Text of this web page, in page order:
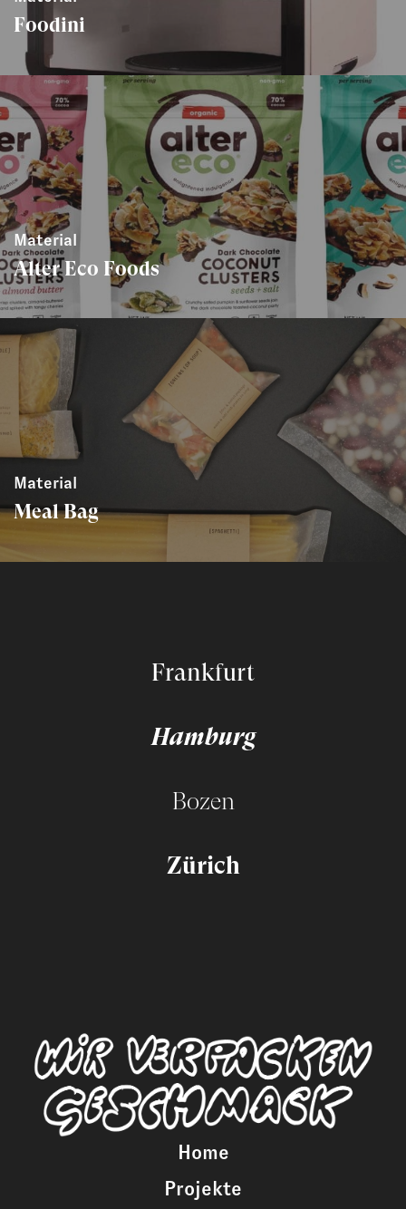
Foodini
Material
Alter Eco Foods
Material
Meal Bag
Frankfurt
Hamburg
Bozen
Zürich
Home
Projekte